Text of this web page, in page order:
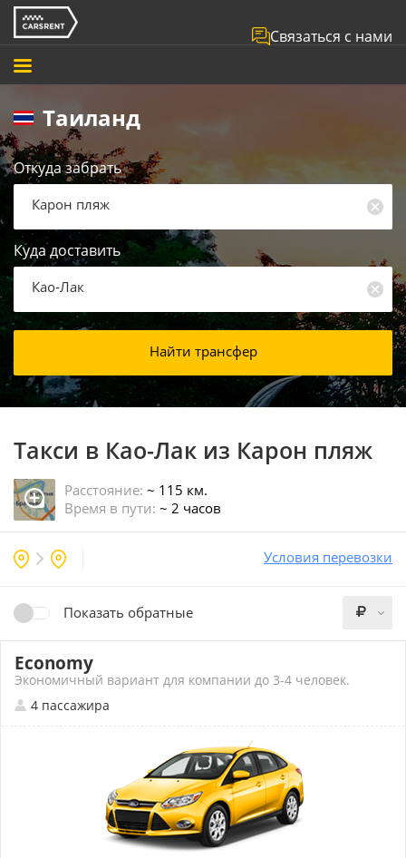
Связаться с нами
Таиланд
Откуда забрать
Карон пляж
Куда доставить
Као-Лак
Найти трансфер
Такси в Као-Лак из Карон пляж
Расстояние: ~ 115 км.
Время в пути: ~ 2 часов
Показать обратные
Условия перевозки
Economy
Экономичный вариант для компании до 3-4 человек.
4 пассажира